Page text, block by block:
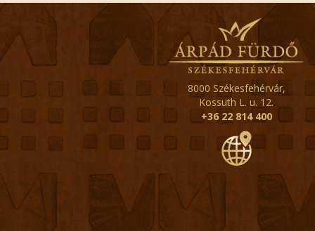
8000 Székesfehérvár,
Kossuth L. u. 12.
+36 22 814 400